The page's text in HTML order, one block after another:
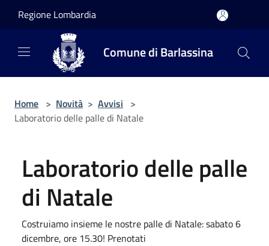
Regione Lombardia
Comune di Barlassina
Home > Novità > Avvisi >
Laboratorio delle palle di Natale
Laboratorio delle palle
di Natale
Costruiamo insieme le nostre palle di Natale: sabato 6
dicembre, ore 15.30! Prenotati